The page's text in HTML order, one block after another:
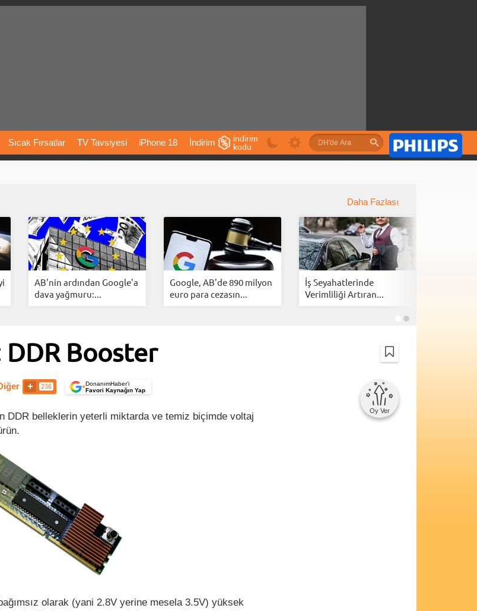
Sıcak Fırsatlar TV Tavsiyesi iPhone 18 İndirim
İnstagram Çöktü Mü
indirim
kodu
Daha Fazlası
AB'nin ardından Google'a
dava yağmuru:...
Google, AB'de 890 milyon
euro para cezasın...
İş Seyahatlerinde
Verimliliği Artıran...
DDR Booster
236 +DonanımHaber’i
Favori Kaynağın Yap
Oy Ver
DDR belleklerin yeterli miktarda ve temiz biçimde voltaj
olarak (yani 2.8V yerine mesela 3.5V) yüksek